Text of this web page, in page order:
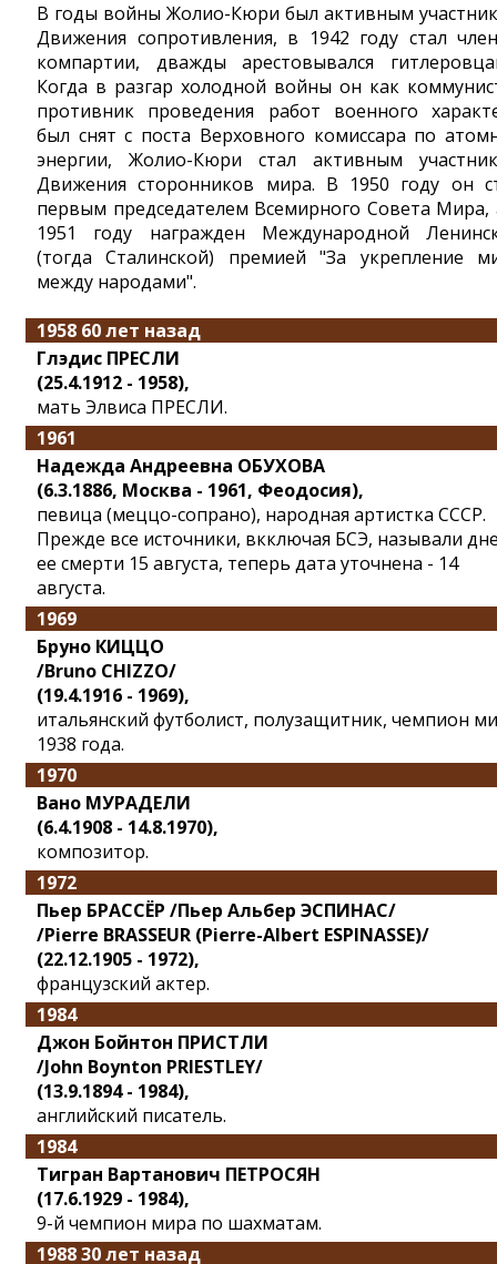
В годы войны Жолио-Кюри был активным
Движения сопротивления, в 1942 году стал
компартии, дважды арестовывался
Когда в разгар холодной войны он как
противник проведения работ военного
был снят с поста Верховного комиссара по
энергии, Жолио-Кюри стал активным
Движения сторонников мира. В 1950 году он
первым председателем Всемирного Совета Мира,
1951 году награжден Международной
(тогда Сталинской) премией "За укрепление
между народами".
1958 60 лет назад
Глэдис ПРЕСЛИ
(25.4.1912 - 1958),
мать Элвиса ПРЕСЛИ.
1961
Надежда Андреевна ОБУХОВА
(6.3.1886, Москва - 1961, Феодосия),
певица (меццо-сопрано), народная артистка СССР.
Прежде все источники, вкключая БСЭ, называли
ее смерти 15 августа, теперь дата уточнена - 14
августа.
1969
Бруно КИЦЦО
/Bruno CHIZZO/
(19.4.1916 - 1969),
итальянский футболист, полузащитник, чемпион
1938 года.
1970
Вано МУРАДЕЛИ
(6.4.1908 - 14.8.1970),
композитор.
1972
Пьер БРАССЁР /Пьер Альбер ЭСПИНАС/
/Pierre BRASSEUR (Pierre-Albert ESPINASSE)/
(22.12.1905 - 1972),
французский актер.
1984
Джон Бойнтон ПРИСТЛИ
/John Boynton PRIESTLEY/
(13.9.1894 - 1984),
английский писатель.
1984
Тигран Вартанович ПЕТРОСЯН
(17.6.1929 - 1984),
9-й чемпион мира по шахматам.
1988 30 лет назад